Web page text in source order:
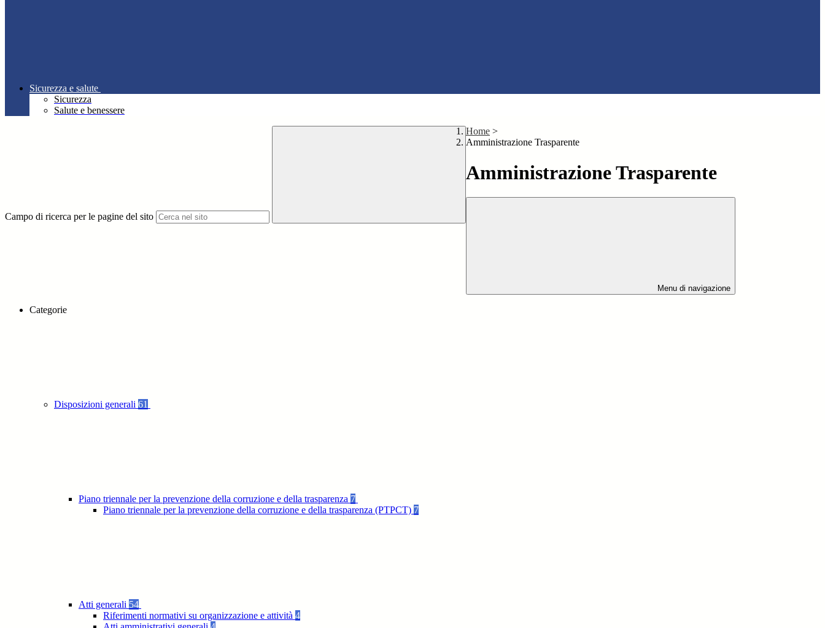
Sicurezza e salute
Sicurezza
Salute e benessere
Campo di ricerca per le pagine del sito
Home >
Amministrazione Trasparente
Amministrazione Trasparente
Menu di navigazione
Categorie
Disposizioni generali 61
Piano triennale per la prevenzione della corruzione e della trasparenza 7
Piano triennale per la prevenzione della corruzione e della trasparenza (PTPCT) 7
Atti generali 54
Riferimenti normativi su organizzazione e attività 4